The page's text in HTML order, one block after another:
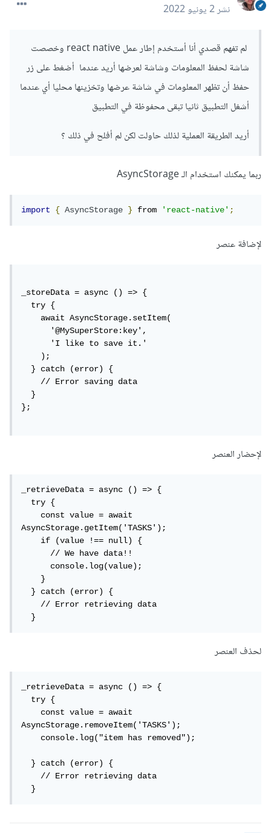
لأننا قمنا بعمل stringify عند إضافة العنصر وكما ذكرت
ليست ضرورية إذا كانت البيانات المستخدمة هي string أو
number.
ابدا مالم تقم انت بحذفها او قام المتستخدم بحذف بيانات المتصفح،
localStorage.removeItem("userData")
تحميل والتنقل بين الصفحات ولكن البيانات المخزنة فيها تحذف
نشر2 يونيو 2022
لم تفهم قصدي أنا أستخدم إطار عمل react native وخصصت
شاشة لحفظ المعلومات وشاشة لعرضها أريد عندما أضغط على زر
حفظ أن تظهر المعلومات في شاشة عرضها وتخزينها محليا أي عندما
أشغل التطبيق ثانيا تبقى محفوظة في التطبيق
أريد الطريقة العملية لذلك حاولت لكن لم أفلح في ذلك ؟
ربما يمكنك استخدام الـ AsyncStorage
import { AsyncStorage } from 'react-native';
لإضافة عنصر
_storeData = async () => {
  try {
    await AsyncStorage.setItem(
      '@MySuperStore:key',
      'I like to save it.'
    );
  } catch (error) {
    // Error saving data
  }
};
لإحضار العنصر
_retrieveData = async () => {
  try {
    const value = await
AsyncStorage.getItem('TASKS');
    if (value !== null) {
      // We have data!!
      console.log(value);
    }
  } catch (error) {
    // Error retrieving data
  }
لحذف العنصر
_retrieveData = async () => {
  try {
    const value = await
AsyncStorage.removeItem('TASKS');
    console.log("item has removed");
  } catch (error) {
    // Error retrieving data
  }